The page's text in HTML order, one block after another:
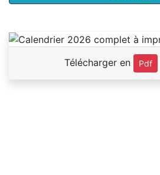
Télécharger en Pdf